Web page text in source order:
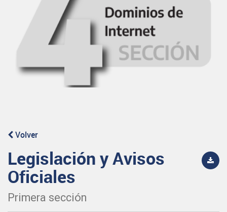
Volver
Legislación y Avisos
Oficiales
Primera sección